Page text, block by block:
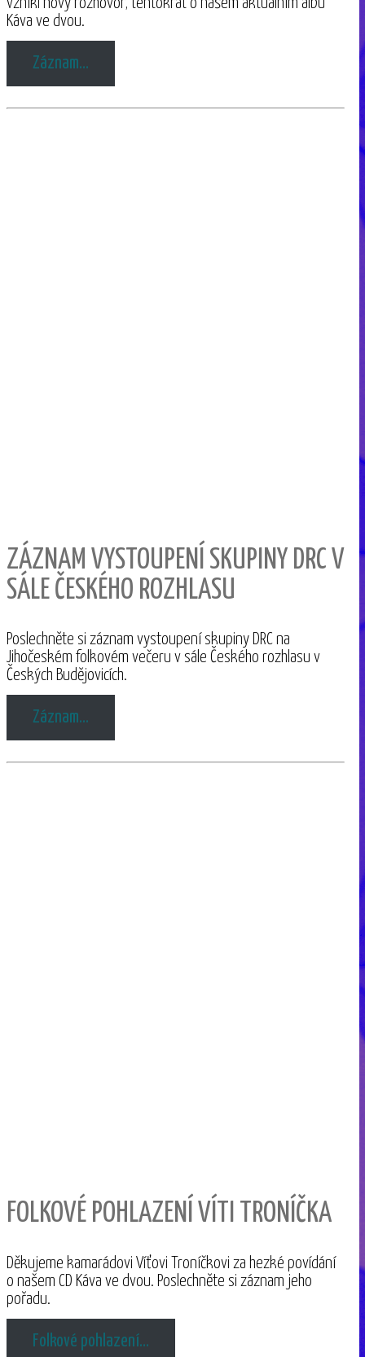
vznikl nový rozhovor, tentokrát o našem aktuálním albu
Káva ve dvou.
Záznam…
ZÁZNAM VYSTOUPENÍ SKUPINY DRC V
SÁLE ČESKÉHO ROZHLASU
Poslechněte si záznam vystoupení skupiny DRC na
Jihočeském folkovém večeru v sále Českého rozhlasu v
Českých Budějovicích.
Záznam…
FOLKOVÉ POHLAZENÍ VÍTI TRONÍČKA
Děkujeme kamarádovi Víťovi Troníčkovi za hezké povídání
o našem CD Káva ve dvou. Poslechněte si záznam jeho
pořadu.
Folkové pohlazení…